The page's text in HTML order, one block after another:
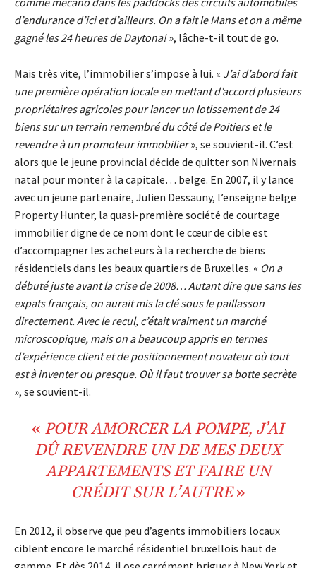
d’endurance d’ici et d’ailleurs. On a fait le Mans et on a même
gagné les 24 heures de Daytona!», lâche-t-il tout de go.
Mais très vite, l’immobilier s’impose à lui. « J’ai d’abord fait
une première opération locale en mettant d’accord plusieurs
propriétaires agricoles pour lancer un lotissement de 24
biens sur un terrain remembré du côté de Poitiers et le
revendre à un promoteur immobilier», se souvient-il. C’est
alors que le jeune provincial décide de quitter son Nivernais
natal pour monter à la capitale… belge. En 2007, il y lance
avec un jeune partenaire, Julien Dessauny, l’enseigne belge
Property Hunter, la quasi-première société de courtage
immobilier digne de ce nom dont le cœur de cible est
d’accompagner les acheteurs à la recherche de biens
résidentiels dans les beaux quartiers de Bruxelles. « On a
débuté juste avant la crise de 2008… Autant dire que sans les
expats français, on aurait mis la clé sous le paillasson
directement. Avec le recul, c’était vraiment un marché
microscopique, mais on a beaucoup appris en termes
d’expérience client et de positionnement novateur où tout
est à inventer ou presque. Où il faut trouver sa botte secrète
», se souvient-il.
« POURAMORCERLAPOMPE, J’AI
DÛREVENDREUN DE MES DEUX
APPARTEMENTSET FAIRE UN
CRÉDITSUR L’AUTRE»
En 2012, il observe que peu d’agents immobiliers locaux
ciblent encore le marché résidentiel bruxellois haut de